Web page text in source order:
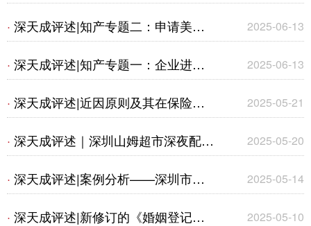
则最新变化 --《关于进一步规范建设
· 深天成评述|知产专题二：申请美国
专利前“安检”--保密审查
2025-06-13
· 深天成评述|知产专题一：企业进行
知识产权海关保护备案的好处
2025-06-13
· 深天成评述|近因原则及其在保险理
赔中的应用
2025-05-21
· 深天成评述｜深圳山姆超市深夜配送
扰民事件背后的法律解读与居民权益
2025-05-20
· 深天成评述|案例分析——深圳市某
文化工坊传媒有限公司与许某侵害商
2025-05-14
· 深天成评述|新修订的《婚姻登记条
2025-05-10